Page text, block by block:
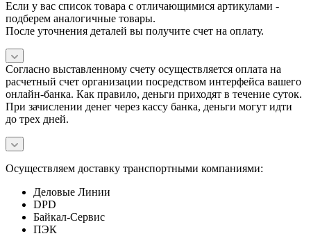
Если у вас список товара с отличающимися артикулами -
подберем аналогичные товары.
После уточнения деталей вы получите счет на оплату.
Согласно выставленному счету осуществляется оплата на
расчетный счет организации посредством интерфейса вашего
онлайн-банка. Как правило, деньги приходят в течение суток.
При зачислении денег через кассу банка, деньги могут идти
до трех дней.
Осуществляем доставку транспортными компаниями:
Деловые Линии
DPD
Байкал-Сервис
ПЭК